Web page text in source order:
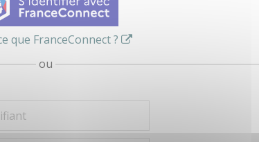
que FranceConnect ?
ou